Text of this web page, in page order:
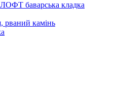
баварська кладка
рваний камінь